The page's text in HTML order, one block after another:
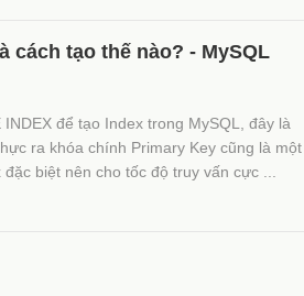
cách tạo thế nào? - MySQL
để tạo Index trong MySQL, đây là
ra khóa chính Primary Key cũng là một
biệt nên cho tốc độ truy vấn cực ...